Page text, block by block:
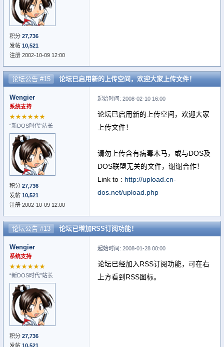
积分 27,736
发帖 10,521
注册 2002-10-09 12:00
论坛公告 #15 论坛已启用新的上传空间，欢迎大家上传文件！
Wengier
系统支持
★★★★★★
“新DOS时代”站长
积分 27,736
发帖 10,521
注册 2002-10-09 12:00
起始时间: 2008-02-10 16:00
论坛已启用新的上传空间，欢迎大家
上传文件！
请勿上传含有病毒木马，或与DOS及
DOS联盟无关的文件，谢谢合作！
Link to : http://upload.cn-
dos.net/upload.php
论坛公告 #13 论坛已增加RSS订阅功能！
Wengier
系统支持
★★★★★★
“新DOS时代”站长
积分 27,736
发帖 10,521
起始时间: 2008-01-28 00:00
论坛已经加入RSS订阅功能，可在右
上方看到RSS图标。